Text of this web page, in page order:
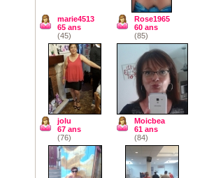
marie4513
65 ans
(45)
Rose1965
60 ans
(85)
jolu
67 ans
(76)
Moicbea
61 ans
(84)